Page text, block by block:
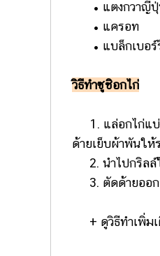
• แตงกวาญี่
• แครอท
• แบล็กเบอร์
วิธีทำซูชิอกไก่
1. แล่อกไก่แบ่ง
ด้ายเย็บผ้าพันให้
2. นำไปกริลล์
3. ตัดด้ายออก
+ ดูวิธีทำเพิ่ม